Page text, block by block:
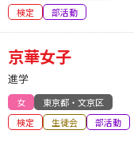
検定
部活動
京華女子
進学
女
東京都・文京区
検定
生徒会 部活動